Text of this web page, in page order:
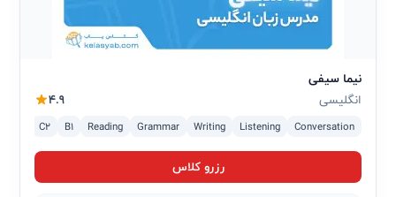
نیما سیفی
انگلیسی
4.9
Conversation
Listening
Writing
Grammar
Reading
B1
C2
رزرو کلاس